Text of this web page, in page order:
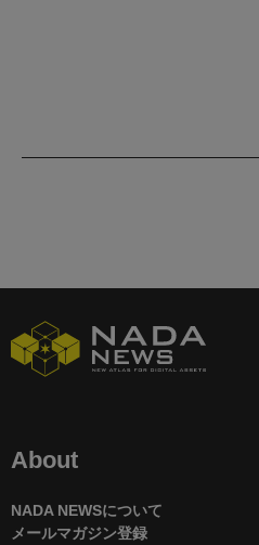
About
NADA NEWSについて
メールマガジン登録